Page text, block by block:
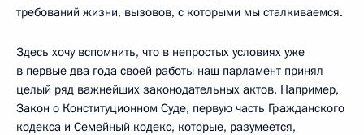
требований жизни, вызовов, с которыми мы сталкиваемся.
Здесь хочу вспомнить, что в непростых условиях уже
в первые два года своей работы наш парламент принял
целый ряд важнейших законодательных актов. Например,
Закон о Конституционном Суде, первую часть Гражданского
кодекса и Семейный кодекс, которые, разумеется,